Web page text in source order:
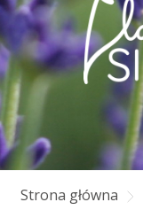
Strona główna